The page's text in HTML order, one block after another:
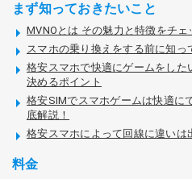
まず知っておきたいこと
MVNOとは その魅力と特徴をチェ
スマホの乗り換えをする前に知っ
格安スマホで快適にゲームをし
決めるポイント
格安SIMでスマホゲームは快適に
底解説！
格安スマホによって回線に違いは
料金